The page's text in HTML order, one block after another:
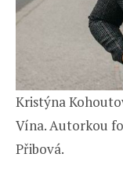
Kristýna
Vína. Autorkou
Přibová.